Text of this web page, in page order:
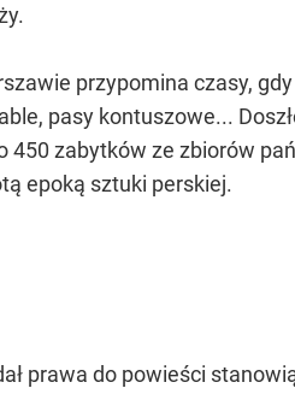
przypomina czasy,
pasy kontuszowe...
450 zabytków ze zbiorów
epoką sztuki perskiej.
prawa do powieści